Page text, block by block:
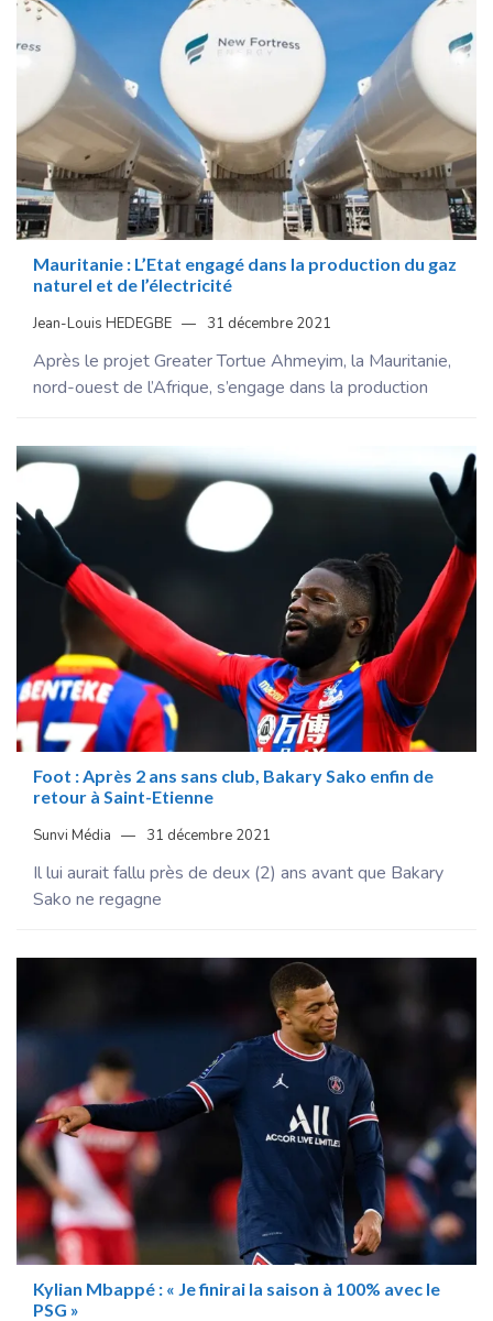
Mauritanie : L’Etat engagé dans la production du gaz
naturel et de l’électricité
Jean-Louis HEDEGBE 31 décembre 2021
Après le projet Greater Tortue Ahmeyim, la Mauritanie,
nord-ouest de l’Afrique, s’engage dans la production
Foot : Après 2 ans sans club, Bakary Sako enfin de
retour à Saint-Etienne
Sunvi Média 31 décembre 2021
Il lui aurait fallu près de deux (2) ans avant que Bakary
Sako ne regagne
Kylian Mbappé : « Je finirai la saison à 100% avec le
PSG »